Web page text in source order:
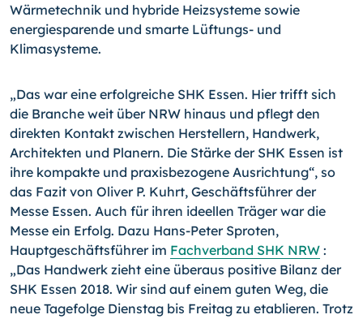
Wärmetechnik und hybride Heizsysteme sowie
energiesparende und smarte Lüftungs- und
Klimasysteme.
„Das war eine erfolgreiche SHK Essen. Hier trifft sich
die Branche weit über NRW hinaus und pflegt den
direkten Kontakt zwischen Herstellern, Handwerk,
Architekten und Planern. Die Stärke der SHK Essen ist
ihre kompakte und praxisbezogene Ausrichtung“, so
das Fazit von Oliver P. Kuhrt, Geschäftsführer der
Messe Essen. Auch für ihren ideellen Träger war die
Messe ein Erfolg. Dazu Hans-Peter Sproten,
Hauptgeschäftsführer im Fachverband SHK NRW :
„Das Handwerk zieht eine überaus positive Bilanz der
SHK Essen 2018. Wir sind auf einem guten Weg, die
neue Tagefolge Dienstag bis Freitag zu etablieren. Trotz